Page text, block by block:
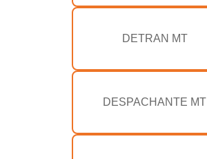
DETRAN MT
DESPACHANTE MT